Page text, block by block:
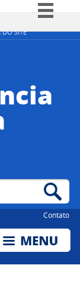
DO SITE
Contato